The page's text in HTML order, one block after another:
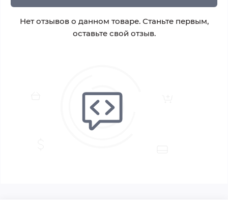
Нет отзывов о данном товаре. Станьте первым,
оставьте свой отзыв.